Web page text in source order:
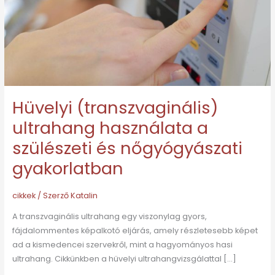
Hüvelyi (transzvaginális)
ultrahang használata a
szülészeti és nőgyógyászati
gyakorlatban
cikkek/ SzerzőKatalin
A transzvaginális ultrahang egy viszonylag gyors,
fájdalommentes képalkotó eljárás, amely részletesebb képet
ad a kismedencei szervekről, mint a hagyományos hasi
ultrahang. Cikkünkben a hüvelyi ultrahangvizsgálattal […]
szülészeti
és
gyakorlatban